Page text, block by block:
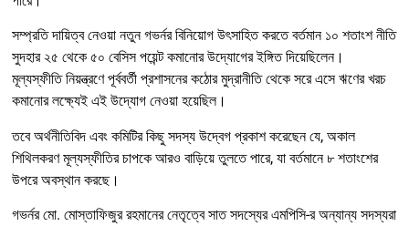
সম্প্রতি দায়িত্ব নেওয়া নতুন গভর্নর বিনিয়োগ উৎসাহিত করতে বর্তমান ১০ শতাংশ নীতি
সুদহার ২৫ থেকে ৫০ বেসিস পয়েন্ট কমানোর উদ্যোগের ইঙ্গিত দিয়েছিলেন।
মূল্যস্ফীতি নিয়ন্ত্রণে পূর্ববর্তী প্রশাসনের কঠোর মুদ্রানীতি থেকে সরে এসে ঋণের খরচ
কমানোর লক্ষ্যেই এই উদ্যোগ নেওয়া হয়েছিল।
তবে অর্থনীতিবিদ এবং কমিটির কিছু সদস্য উদ্বেগ প্রকাশ করেছেন যে, অকাল
শিথিলকরণ মূল্যস্ফীতির চাপকে আরও বাড়িয়ে তুলতে পারে, যা বর্তমানে ৮ শতাংশের
উপরে অবস্থান করছে।
গভর্নর মো. মোস্তাফিজুর রহমানের নেতৃত্বে সাত সদস্যের এমপিসি-র অন্যান্য সদস্যরা